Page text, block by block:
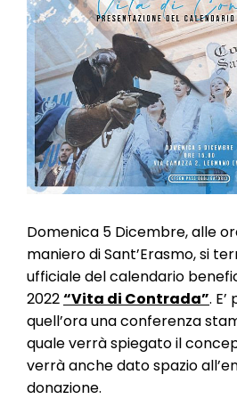
Domenica 5 Dicembre, alle
maniero di Sant’Erasmo, si
ufficiale del calendario
2022“Vita di Contrada”.
quell’ora una conferenza
quale verrà spiegato il
verrà anche dato spazio
donazione.